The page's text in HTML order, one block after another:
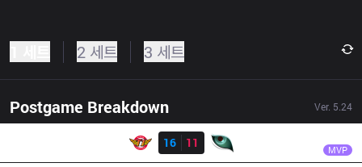
2 세트 3 세트
Postgame Breakdown Ver. 5.24
16
11 MVP